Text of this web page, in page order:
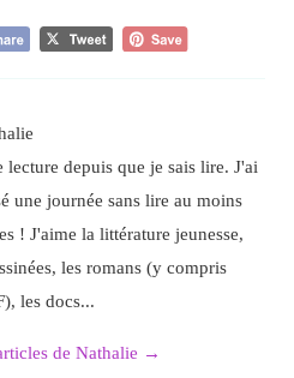
lecture depuis que je sais lire. J'ai
une journée sans lire au moins
! J'aime la littérature jeunesse,
les romans (y compris
les docs...
de Nathalie →